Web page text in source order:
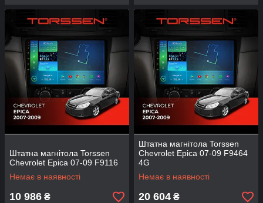
Штатна магнітола Torssen
Chevrolet Epica 07-09 F9116
Немає в наявності
10 986 ₴
Штатна магнітола Torssen
Chevrolet Epica 07-09 F9464
4G
Немає в наявності
20 604 ₴